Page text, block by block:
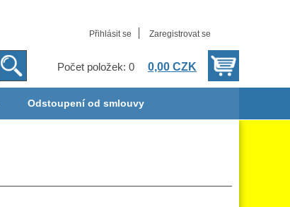
Přihlásit se Zaregistrovat se
Počet položek: 0 0,00 CZK
Odstoupení od smlouvy